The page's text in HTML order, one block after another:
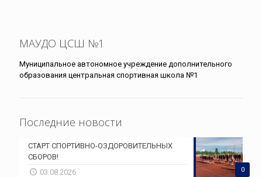
МАУДО ЦСШ №1
Муниципальное автономное учреждение дополнительного
образования центральная спортивная школа №1
Последние новости
0
СТАРТ СПОРТИВНО-ОЗДОРОВИТЕЛЬНЫХ
СБОРОВ!
03.08.2026